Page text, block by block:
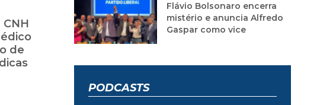
de
Flávio Bolsonaro encerra
mistério e anuncia Alfredo
Gaspar como vice
PODCASTS